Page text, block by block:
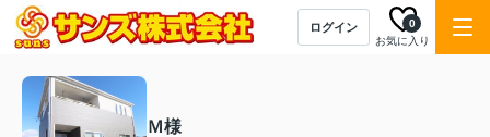
ログイン
お気に入り
0
Ｍ様